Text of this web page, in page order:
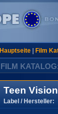
Hauptseite| Film
FILM
Teen
Label / Hersteller: